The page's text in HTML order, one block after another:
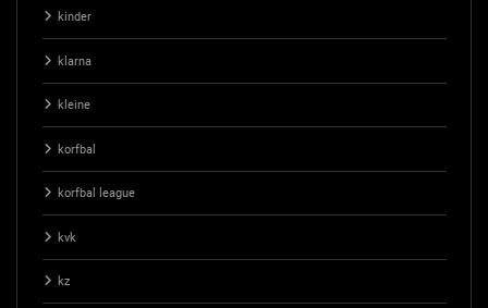
kinder
klarna
kleine
korfbal
korfbal league
kvk
kz